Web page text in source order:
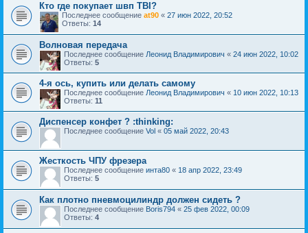
Кто где покупает швп TBI?
Последнее сообщение at90 « 27 июн 2022, 20:52
Ответы: 14
Волновая передача
Последнее сообщение Леонид Владимирович « 24 июн 2022, 10:02
Ответы: 5
4-я ось, купить или делать самому
Последнее сообщение Леонид Владимирович « 10 июн 2022, 10:13
Ответы: 11
Диспенсер конфет ? :thinking:
Последнее сообщение Vol « 05 май 2022, 20:43
Жесткость ЧПУ фрезера
Последнее сообщение инта80 « 18 апр 2022, 23:49
Ответы: 5
Как плотно пневмоцилиндр должен сидеть ?
Последнее сообщение Boris794 « 25 фев 2022, 00:09
Ответы: 4